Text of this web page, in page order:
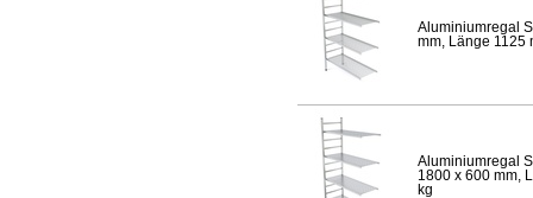
Aluminiumregal
mm, Länge 1125
Aluminiumregal
1800 x 600 mm,
kg